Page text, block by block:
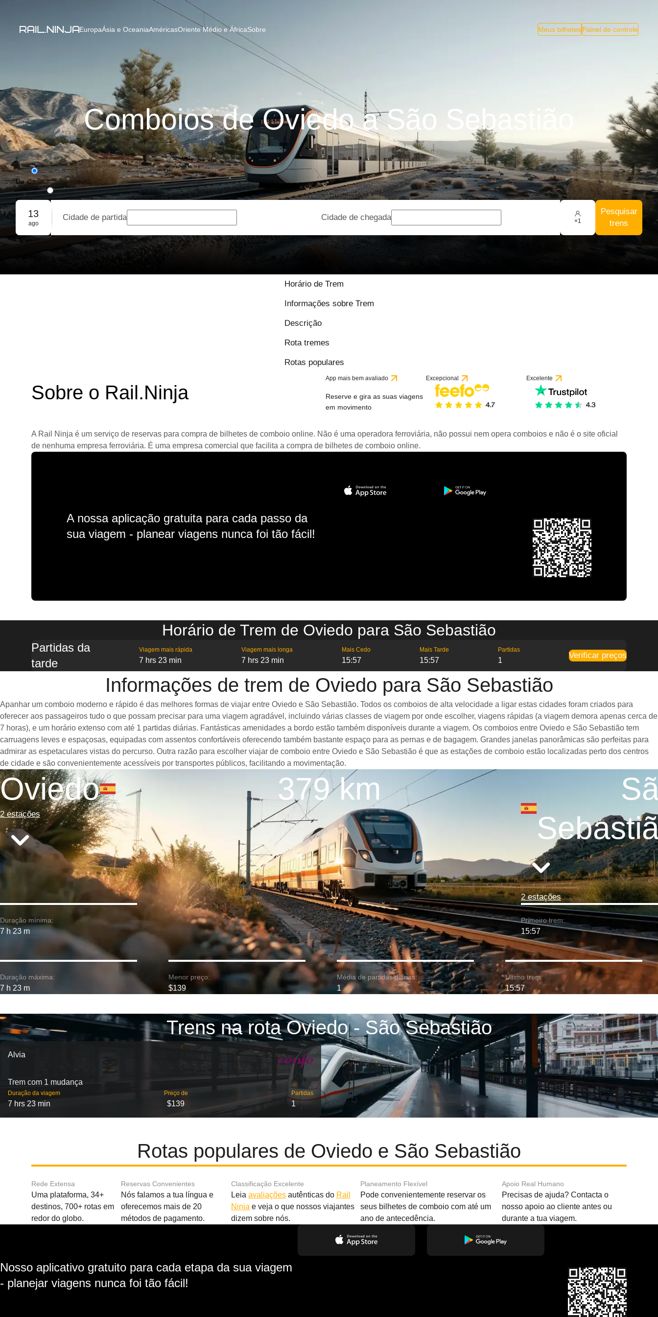
EuropaÁsia e OceaniaAméricasOriente Médio e ÁfricaSobre Meus bilhetesPainel de controle
Comboios de Oviedo a São Sebastião
De ida
De ida e volta
Reserva em grupo
13
ago
Cidade de partida Cidade de chegada ×1
Pesquisar
trens
Horário de Trem
Informações sobre Trem
Descrição
Rota tremes
Rotas populares
Sobre o Rail.Ninja
App mais bem avaliado
Reserve e gira as suas viagens
em movimento
Excepcional Excelente
A Rail Ninja é um serviço de reservas para compra de bilhetes de comboio online. Não é uma operadora ferroviária, não possui nem opera comboios e não é o site oficial
de nenhuma empresa ferroviária. É uma empresa comercial que facilita a compra de bilhetes de comboio online.
A nossa aplicação gratuita para cada passo da
sua viagem - planear viagens nunca foi tão fácil!
Horário de Trem de Oviedo para São Sebastião
Partidas da
tarde
Viagem mais rápida
7 hrs 23 min
Viagem mais longa
7 hrs 23 min
Mais Cedo
15:57
Mais Tarde
15:57
Partidas
1
Verificar preços
Informações de trem de Oviedo para São Sebastião
Apanhar um comboio moderno e rápido é das melhores formas de viajar entre Oviedo e São Sebastião. Todos os comboios de alta velocidade a ligar estas cidades foram criados para
oferecer aos passageiros tudo o que possam precisar para uma viagem agradável, incluindo várias classes de viagem por onde escolher, viagens rápidas (a viagem demora apenas cerca de
7 horas), e um horário extenso com até 1 partidas diárias. Fantásticas amenidades a bordo estão também disponíveis durante a viagem. Os comboios entre Oviedo e São Sebastião tem
carruagens leves e espaçosas, equipadas com assentos confortáveis oferecendo também bastante espaço para as pernas e de bagagem. Grandes janelas panorâmicas são perfeitas para
admirar as espetaculares vistas do percurso. Outra razão para escolher viajar de comboio entre Oviedo e São Sebastião é que as estações de comboio estão localizadas perto dos centros
de cidade e são convenientemente acessíveis por transportes públicos, facilitando a movimentação.
Oviedo
2 estações
379 km
2 estações
Duração mínima:
7 h 23 m
Primeiro trem:
15:57
Duração máxima:
7 h 23 m
Menor preço:
$139
Média de partidas diárias:
1
Último trem:
15:57
Trens na rota Oviedo - São Sebastião
Alvia
Trem com 1 mudança
Duração da viagem
7 hrs 23 min
Preço de
$139
Partidas
1
Rotas populares de Oviedo e São Sebastião
Rede Extensa
Uma plataforma, 34+
destinos, 700+ rotas em
redor do globo.
Reservas Convenientes
Nós falamos a tua língua e
oferecemos mais de 20
métodos de pagamento.
Classificação Excelente
Leia avaliaçõesautênticas do Rail
Ninja e veja o que nossos viajantes
dizem sobre nós.
Planeamento Flexível
Pode convenientemente reservar os
seus bilhetes de comboio com até um
ano de antecedência.
Apoio Real Humano
Precisas de ajuda? Contacta o
nosso apoio ao cliente antes ou
durante a tua viagem.
Nosso aplicativo gratuito para cada etapa da sua viagem
- planejar viagens nunca foi tão fácil!